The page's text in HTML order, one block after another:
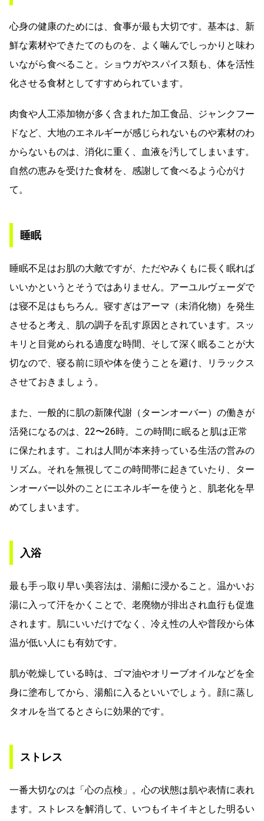
心身の健康のためには、食事が最も大切です。基本は、新
鮮な素材やできたてのものを、よく噛んでしっかりと味わ
いながら食べること。ショウガやスパイス類も、体を活性
化させる食材としてすすめられています。
肉食や人工添加物が多く含まれた加工食品、ジャンクフー
ドなど、大地のエネルギーが感じられないものや素材のわ
からないものは、消化に重く、血液を汚してしまいます。
自然の恵みを受けた食材を、感謝して食べるよう心がけ
て。
睡眠
睡眠不足はお肌の大敵ですが、ただやみくもに長く眠れば
いいかというとそうではありません。アーユルヴェーダで
は寝不足はもちろん。寝すぎはアーマ（未消化物）を発生
させると考え、肌の調子を乱す原因とされています。スッ
キリと目覚められる適度な時間、そして深く眠ることが大
切なので、寝る前に頭や体を使うことを避け、リラックス
させておきましょう。
また、一般的に肌の新陳代謝（ターンオーバー）の働きが
活発になるのは、22〜26時。この時間に眠ると肌は正常
に保たれます。これは人間が本来持っている生活の営みの
リズム。それを無視してこの時間帯に起きていたり、ター
ンオーバー以外のことにエネルギーを使うと、肌老化を早
めてしまいます。
入浴
最も手っ取り早い美容法は、湯船に浸かること。温かいお
湯に入って汗をかくことで、老廃物が排出され血行も促進
されます。肌にいいだけでなく、冷え性の人や普段から体
温が低い人にも有効です。
肌が乾燥している時は、ゴマ油やオリーブオイルなどを全
身に塗布してから、湯船に入るといいでしょう。顔に蒸し
タオルを当てるとさらに効果的です。
ストレス
一番大切なのは「心の点検」。心の状態は肌や表情に表れ
ます。ストレスを解消して、いつもイキイキとした明るい